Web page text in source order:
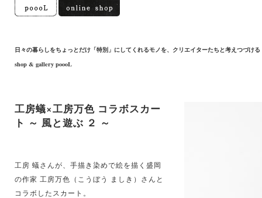
日々の暮らしをちょっとだけ「特別」にしてくれるモノを、クリエイターたちと考えつづける
shop & gallery poooL
工房蟻×工房万色 コラボスカー
ト ～ 風と遊ぶ ２ ～
工房 蟻さんが、手描き染めで絵を描く盛岡
の作家 工房万色（こうぼう ましき）さんと
コラボしたスカート。